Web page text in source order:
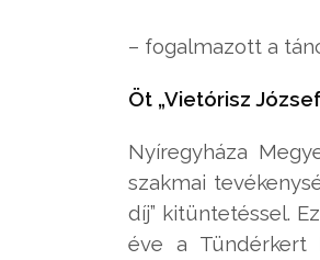
– fogalmazott a
Öt „Vietórisz
Nyíregyháza
szakmai
díj” kitüntetéssel.
éve a Tündérkert